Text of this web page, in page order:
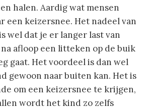
halen. Aardig wat mensen
een keizersnee. Het nadeel van
wel dat je er langer last van
afloop een litteken op de buik
gaat. Het voordeel is dan wel
gewoon naar buiten kan. Het is
om een keizersnee te krijgen,
wordt het kind zo zelfs